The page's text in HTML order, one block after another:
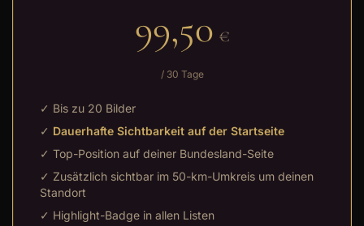
99,50 €
/ 30 Tage
✓ Bis zu 20 Bilder
✓ Dauerhafte Sichtbarkeit auf der Startseite
✓ Top-Position auf deiner Bundesland-Seite
✓ Zusätzlich sichtbar im 50-km-Umkreis um deinen
Standort
✓ Highlight-Badge in allen Listen